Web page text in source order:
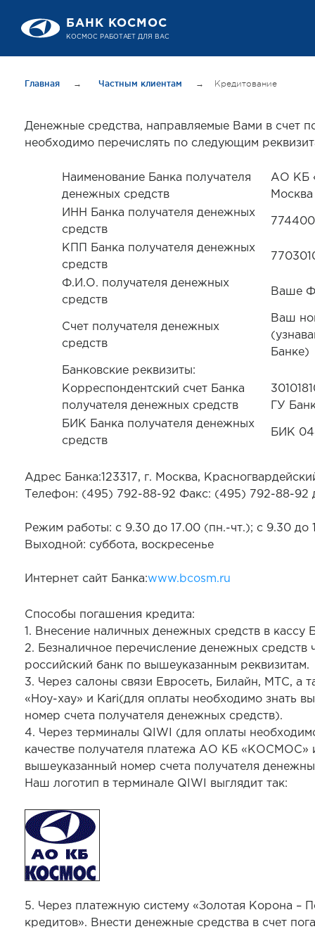
БАНК КОСМОС
Главная → Частным клиентам → Кредитование
Денежные средства, направляемые Вами в счет
необходимо перечислять по следующим
Наименование Банка получателя
денежных средств
АО КБ
Москва
ИНН Банка получателя денежных
средств
КПП Банка получателя денежных
средств
Ф.И.О. получателя денежных
средств
Ваше
Счет получателя денежных
средств
Ваш
Банке)
Банковские реквизиты:
Корреспондентский счет Банка
получателя денежных средств
ГУ
БИК Банка получателя денежных
средств
БИК
Адрес Банка:123317, г. Москва,
Телефон: (495) 792-88-92 Факс: (495) 792-88-92
Режим работы: с 9.30 до 17.00 (пн.-чт.); с 9.30 до
Выходной: суббота, воскресенье
Интернет сайт Банка:www.bcosm.ru
Способы погашения кредита:
1. Внесение наличных денежных средств в кассу
2. Безналичное перечисление денежных средств
российский банк по вышеуказанным реквизитам.
3. Через салоны связи Евросеть, Билайн, МТС, а
«Ноу-хау» и Kari(для оплаты необходимо знать
номер счета получателя денежных средств).
4. Через терминалы QIWI (для оплаты
качестве получателя платежа АО КБ «КОСМОС»
вышеуказанный номер счета получателя
Наш логотип в терминале QIWI выглядит так:
5. Через платежную систему «Золотая Корона –
кредитов». Внести денежные средства в счет